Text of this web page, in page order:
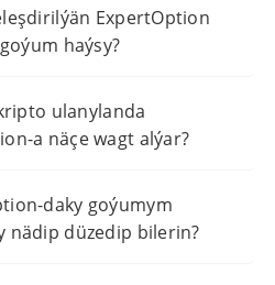
ExpertOption
haýsy?
ulanylanda
a näçe wagt alýar?
daky goýumym
nädip düzedip bilerin?